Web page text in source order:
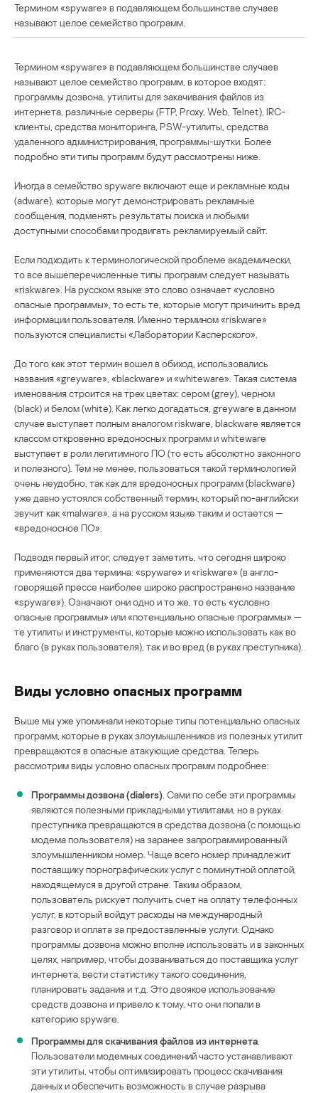
Термином «spyware» в подавляющем большинстве случаев
называют целое семейство программ.
Термином «spyware» в подавляющем большинстве случаев
называют целое семейство программ, в которое входят:
программы дозвона, утилиты для закачивания файлов из
интернета, различные серверы (FTP, Proxy, Web, Telnet), IRC-
клиенты, средства мониторинга, PSW-утилиты, средства
удаленного администрирования, программы-шутки. Более
подробно эти типы программ будут рассмотрены ниже.
Иногда в семейство spyware включают еще и рекламные коды
(adware), которые могут демонстрировать рекламные
сообщения, подменять результаты поиска и любыми
доступными способами продвигать рекламируемый сайт.
Если подходить к терминологической проблеме академически,
то все вышеперечисленные типы программ следует называть
«riskware». На русском языке это слово означает «условно
опасные программы», то есть те, которые могут причинить вред
информации пользователя. Именно термином «riskware»
пользуются специалисты «Лаборатории Касперского».
До того как этот термин вошел в обиход, использовались
названия «greyware», «blackware» и «whiteware». Такая система
именования строится на трех цветах: сером (grey), черном
(black) и белом (white). Как легко догадаться, greyware в данном
случае выступает полным аналогом riskware, blackware является
классом откровенно вредоносных программ и whiteware
выступает в роли легитимного ПО (то есть абсолютно законного
и полезного). Тем не менее, пользоваться такой терминологией
очень неудобно, так как для вредоносных программ (blackware)
уже давно устоялся собственный термин, который по-английски
звучит как «malware», а на русском языке таким и остается —
«вредоносное ПО».
Подводя первый итог, следует заметить, что сегодня широко
применяются два термина: «spyware» и «riskware» (в англо-
говорящей прессе наиболее широко распространено название
«spyware»). Означают они одно и то же, то есть «условно
опасные программы» или «потенциально опасные программы» —
те утилиты и инструменты, которые можно использовать как во
благо (в руках пользователя), так и во вред (в руках преступника).
Виды условно опасных программ
Выше мы уже упоминали некоторые типы потенциально опасных
программ, которые в руках злоумышленников из полезных утилит
превращаются в опасные атакующие средства. Теперь
рассмотрим виды условно опасных программ подробнее:
Программы дозвона (dialers) . Сами по себе эти программы
являются полезными прикладными утилитами, но в руках
преступника превращаются в средства дозвона (с помощью
модема пользователя) на заранее запрограммированный
злоумышленником номер. Чаще всего номер принадлежит
поставщику порнографических услуг с поминутной оплатой,
находящемуся в другой стране. Таким образом,
пользователь рискует получить счет на оплату телефонных
услуг, в который войдут расходы на международный
разговор и оплата за предоставленные услуги. Однако
программы дозвона можно вполне использовать и в законных
целях, например, чтобы дозваниваться до поставщика услуг
интернета, вести статистику такого соединения,
планировать задания и т.д. Это двоякое использование
средств дозвона и привело к тому, что они попали в
категорию spyware.
Программы для скачивания файлов из интернета
Пользователи модемных соединений часто устанавливают
эти утилиты, чтобы оптимизировать процесс скачивания
данных и обеспечить возможность в случае разрыва